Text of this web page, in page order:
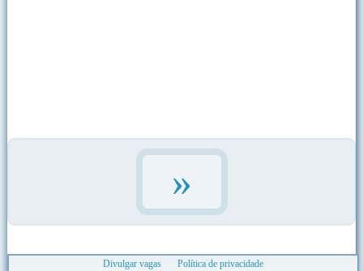
»
Divulgar vagas Política de privacidade